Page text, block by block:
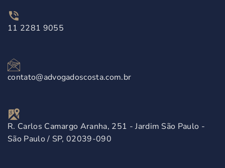
11 2281 9055
contato@advogadoscosta.com.br
R. Carlos Camargo Aranha, 251 - Jardim São Paulo -
São Paulo / SP, 02039-090